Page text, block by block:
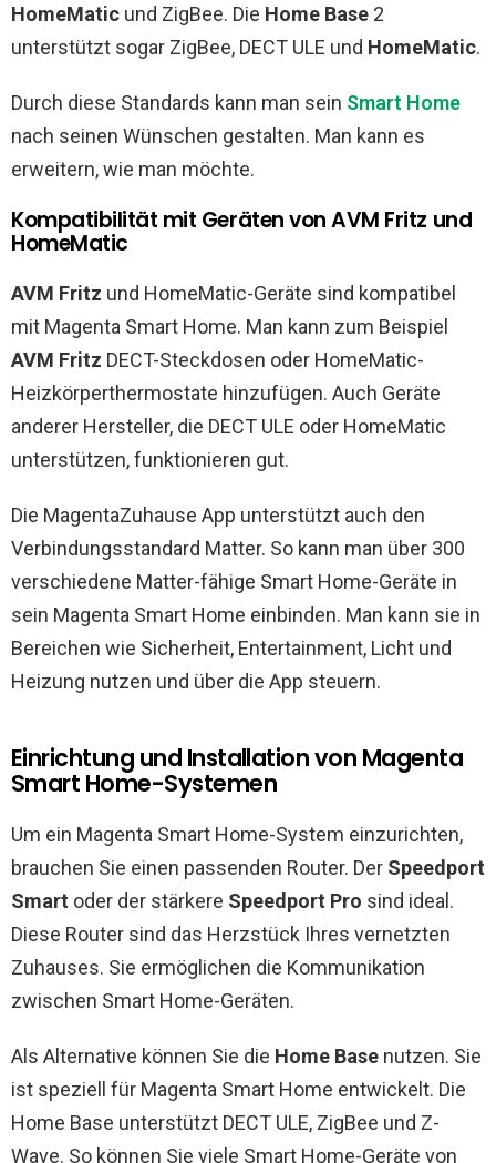
HomeMatic und ZigBee. Die Home Base 2
unterstützt sogar ZigBee, DECT ULE und HomeMatic.
Durch diese Standards kann man sein Smart Home
nach seinen Wünschen gestalten. Man kann es
erweitern, wie man möchte.
Kompatibilität mit Geräten von AVM Fritz und
HomeMatic
AVM Fritz und HomeMatic-Geräte sind kompatibel
mit Magenta Smart Home. Man kann zum Beispiel
AVM Fritz DECT-Steckdosen oder HomeMatic-
Heizkörperthermostate hinzufügen. Auch Geräte
anderer Hersteller, die DECT ULE oder HomeMatic
unterstützen, funktionieren gut.
Die MagentaZuhause App unterstützt auch den
Verbindungsstandard Matter. So kann man über 300
verschiedene Matter-fähige Smart Home-Geräte in
sein Magenta Smart Home einbinden. Man kann sie in
Bereichen wie Sicherheit, Entertainment, Licht und
Heizung nutzen und über die App steuern.
Einrichtung und Installation von Magenta
Smart Home-Systemen
Um ein Magenta Smart Home-System einzurichten,
brauchen Sie einen passenden Router. Der Speedport
Smart oder der stärkere Speedport Pro sind ideal.
Diese Router sind das Herzstück Ihres vernetzten
Zuhauses. Sie ermöglichen die Kommunikation
zwischen Smart Home-Geräten.
Als Alternative können Sie die Home Base nutzen. Sie
ist speziell für Magenta Smart Home entwickelt. Die
Home Base unterstützt DECT ULE, ZigBee und Z-
Wave. So können Sie viele Smart Home-Geräte von